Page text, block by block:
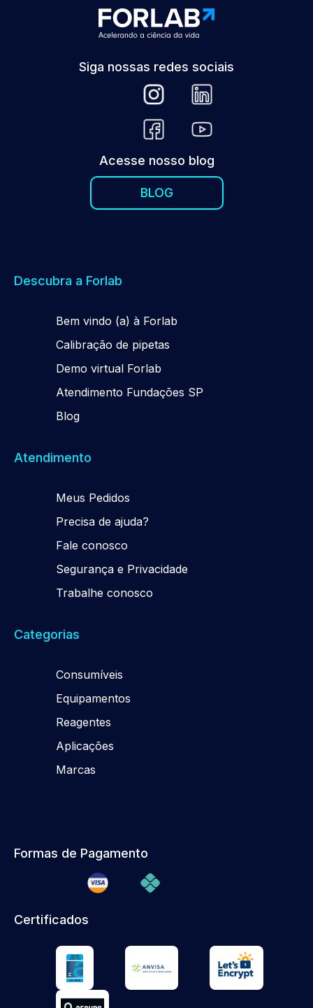
Siga nossas redes sociais
Acesse nosso blog
BLOG
Descubra a Forlab
Bem vindo (a) à Forlab
Calibração de pipetas
Demo virtual Forlab
Atendimento Fundações SP
Blog
Atendimento
Meus Pedidos
Precisa de ajuda?
Fale conosco
Segurança e Privacidade
Trabalhe conosco
Categorias
Consumíveis
Equipamentos
Reagentes
Aplicações
Marcas
Formas de Pagamento
Certificados